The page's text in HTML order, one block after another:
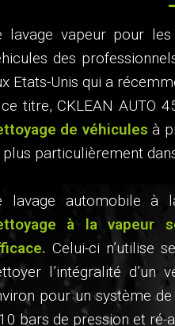
lavage vapeur pour
des
Etats-Unis qui a
titre, CKLEAN AUTO
de véhicules à
particulièrement
lavage automobile à
à la vapeur
Celui-ci n’utilise
l’intégralité
pour un système
bars de pression et ré-